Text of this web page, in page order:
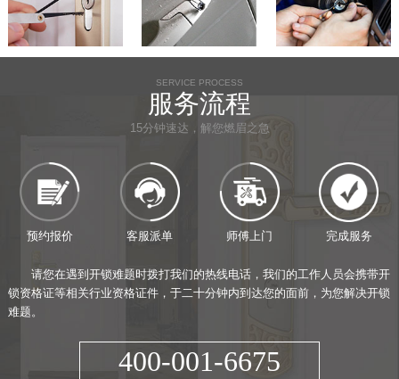
SERVICE PROCESS
服务流程
15分钟速达，解您燃眉之急
预约报价 客服派单 师傅上门 完成服务
请您在遇到开锁难题时拨打我们的热线电话，我们的工作人员会携带开
锁资格证等相关行业资格证件，于二十分钟内到达您的面前，为您解决开锁
难题。
400-001-6675